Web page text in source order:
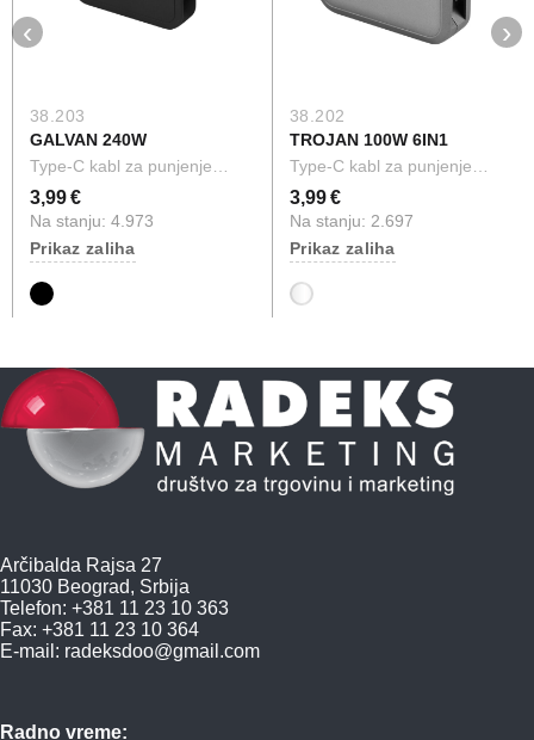
38.203
GALVAN 240W
Type-C kabl za punjenje…
3,99 €
Na stanju: 4.973
Prikaz zaliha
38.202
TROJAN 100W 6IN1
Type-C kabl za punjenje…
3,99 €
Na stanju: 2.697
Prikaz zaliha
‹ ›
Arčibalda Rajsa 27
11030 Beograd, Srbija
Telefon: +381 11 23 10 363
Fax: +381 11 23 10 364
E-mail: radeksdoo@gmail.com
Radno vreme: